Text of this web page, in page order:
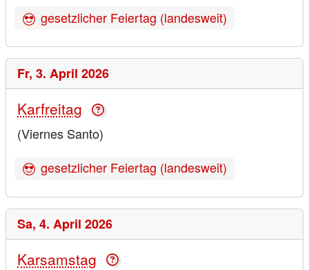
gesetzlicher Feiertag (landesweit)
Fr, 3. April 2026
Karfreitag
(Viernes Santo)
gesetzlicher Feiertag (landesweit)
Sa, 4. April 2026
Karsamstag